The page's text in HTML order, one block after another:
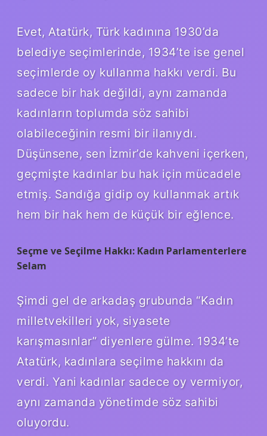
Evet, Atatürk, Türk kadınına 1930’da
belediye seçimlerinde, 1934’te ise genel
seçimlerde oy kullanma hakkı verdi. Bu
sadece bir hak değildi, aynı zamanda
kadınların toplumda söz sahibi
olabileceğinin resmi bir ilanıydı.
Düşünsene, sen İzmir’de kahveni içerken,
geçmişte kadınlar bu hak için mücadele
etmiş. Sandığa gidip oy kullanmak artık
hem bir hak hem de küçük bir eğlence.
Seçme ve Seçilme Hakkı: Kadın Parlamenterlere
Selam
Şimdi gel de arkadaş grubunda “Kadın
milletvekilleri yok, siyasete
karışmasınlar” diyenlere gülme. 1934’te
Atatürk, kadınlara seçilme hakkını da
verdi. Yani kadınlar sadece oy vermiyor,
aynı zamanda yönetimde söz sahibi
oluyordu.